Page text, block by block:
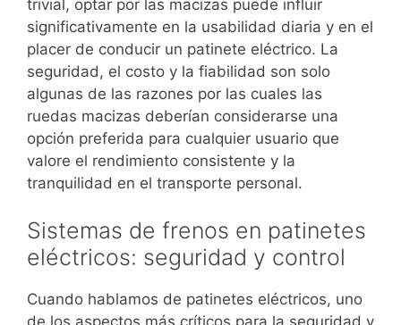
trivial, optar por las macizas puede influir
significativamente en la usabilidad diaria y en el
placer de conducir un patinete eléctrico. La
seguridad, el costo y la fiabilidad son solo
algunas de las razones por las cuales las
ruedas macizas deberían considerarse una
opción preferida para cualquier usuario que
valore el rendimiento consistente y la
tranquilidad en el transporte personal.
Sistemas de frenos en patinetes
eléctricos: seguridad y control
Cuando hablamos de patinetes eléctricos, uno
de los aspectos más críticos para la seguridad y